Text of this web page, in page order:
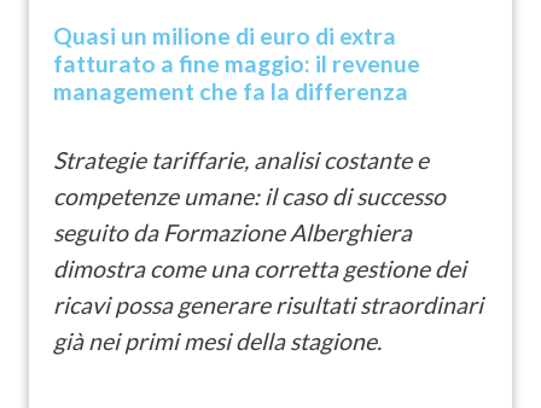
Quasi un milione di euro di extra
fatturato a fine maggio: il revenue
management che fa la differenza
Strategie tariffarie, analisi costante e
competenze umane: il caso di successo
seguito da Formazione Alberghiera
dimostra come una corretta gestione dei
ricavi possa generare risultati straordinari
già nei primi mesi della stagione.